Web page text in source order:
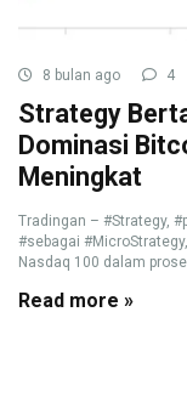
8 bulan ago 4
Strategy
Dominasi
Meningkat
Tradingan – #Strategy,
#sebagai
Nasdaq 100 dalam
Read more »